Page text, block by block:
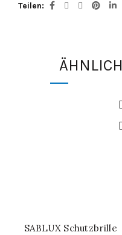
Teilen
IN DEN WARENKORB
SABLUX Schutzbrille